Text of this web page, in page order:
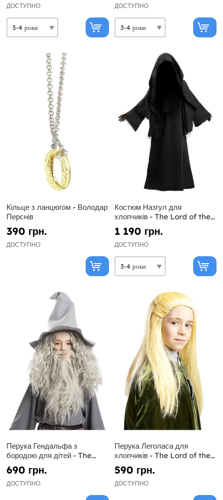
ДОСТУПНО ДОСТУПНО
Кільце з ланцюгом - Володар
Перснів
390 грн.
ДОСТУПНО
Костюм Назгул для
хлопчиків - The Lord of the
Rings
1 190 грн.
ДОСТУПНО
Перука Гендальфа з
бородою для дітей - The
Lord of the Rings
690 грн.
ДОСТУПНО
Перука Леголаса для
хлопчиків - The Lord of the
Rings
590 грн.
ДОСТУПНО